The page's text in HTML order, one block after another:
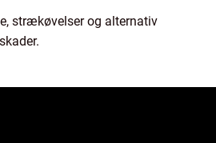
strækøvelser og alternativ